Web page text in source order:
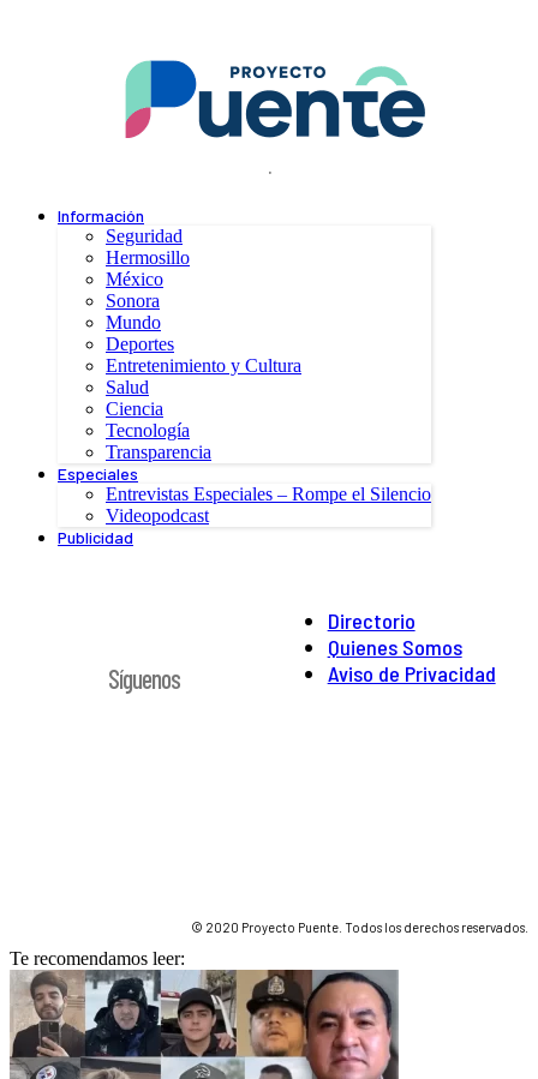
.
Información
Seguridad
Hermosillo
México
Sonora
Mundo
Deportes
Entretenimiento y Cultura
Salud
Ciencia
Tecnología
Transparencia
Especiales
Entrevistas Especiales – Rompe el Silencio
Videopodcast
Publicidad
Directorio
Quienes Somos
Aviso de Privacidad
Síguenos
© 2020 Proyecto Puente. Todos los derechos reservados.
Te recomendamos leer: